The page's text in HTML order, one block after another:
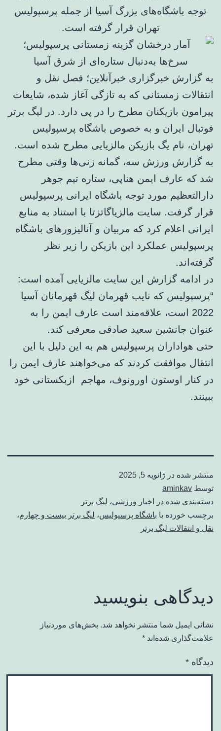
توجه باشگاه‌های بزرگ آسیا از جمله پرسپولیس
تهران قرار گرفته است.
به گزارش خبرگزاری خبرآنلاین؛ فصل نقل و
انتقالات زمستانی که به تازگی آغاز شده، شایعات
پیرامون بازیکنان مطرح را در پی دارد. در لیگ برتر
فوتبال ایران و به خصوص باشگاه پرسپولیس
تهران، نام یگ بازیکن مالزیایی مطرح شده است.
به گزارش ورزش سه، گمانه زنی‌ها وقتی مطرح
شد که عارف ایمن هناپی، ستاره تیم جوهر
دارالتعظیم مورد توجه باشگاه ایرانی پرسپولیس
قرار گرفت. سایت مالزیاگاتزتا با استناد به منابع
ایرانی اعلام کرد که مربیان و آنالیزورهای باشگاه
پرسپولیس عملکرد این بازیکن را زیر نظر
گرفته‌اند.
در ادامه گزارش این سایت مالزیایی آمده است:
“پرسپولیس که نایب قهرمان لیگ قهرمانان آسیا
2022 است، علاقه‌مند است عارف ایمن را به
عنوان جانشین سعید صادقی معرفی کند.
حتی هواداران پرسپولیس هم به این دلیل با این
انتقال موافقت کردند که می‌خواهند عارف ایمن را
در کنار اوستون اورونوف، مهاجم ازبکستانی خود
ببینند.
منتشر شده در ژانویه 5, 2025
توسط aminkav
دسته‌بندی شده در
اخبار ورزشی، لیگ برتر
برچسب خورده با باشگاه پرسپولیس، لیگ برتر بیست و چهارم،
نقل و انتقالات لیگ برتر
دیدگاهی بنویسید
نشانی ایمیل شما منتشر نخواهد شد. بخش‌های موردنیاز
علامت‌گذاری شده‌اند *
دیدگاه *